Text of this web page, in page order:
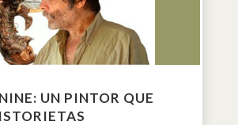
UN PINTOR QUE